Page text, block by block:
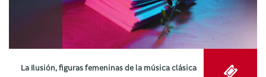
La Ilusión, figuras femeninas de la música clásica